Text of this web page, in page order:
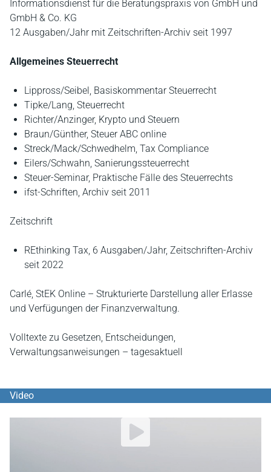
Informationsdienst für die Beratungspraxis von GmbH und
GmbH & Co. KG
12 Ausgaben/Jahr mit Zeitschriften-Archiv seit 1997
Allgemeines Steuerrecht
Lippross/Seibel, Basiskommentar Steuerrecht
Tipke/Lang, Steuerrecht
Richter/Anzinger, Krypto und Steuern
Braun/Günther, Steuer ABC online
Streck/Mack/Schwedhelm, Tax Compliance
Eilers/Schwahn, Sanierungssteuerrecht
Steuer-Seminar, Praktische Fälle des Steuerrechts
ifst-Schriften, Archiv seit 2011
Zeitschrift
REthinking Tax, 6 Ausgaben/Jahr, Zeitschriften-Archiv
seit 2022
Carlé, StEK Online – Strukturierte Darstellung aller Erlasse
und Verfügungen der Finanzverwaltung.
Volltexte zu Gesetzen, Entscheidungen,
Verwaltungsanweisungen – tagesaktuell
Video